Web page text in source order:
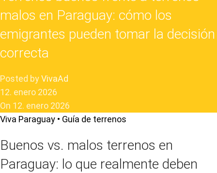
malos en Paraguay: cómo los
emigrantes pueden tomar la decisión
correcta
Posted byVivaAd
12. enero 2026
On 12. enero 2026
Viva Paraguay • Guía de terrenos
Buenos vs. malos terrenos en
Paraguay: lo que realmente deben